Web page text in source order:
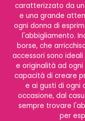
caratterizzato da
e una grande
ogni donna di
l'abbigliamento.
borse, che
accessori sono
e originalità ad
capacità di creare
e ai gusti di ogni
occasione, dal
sempre trovare
per